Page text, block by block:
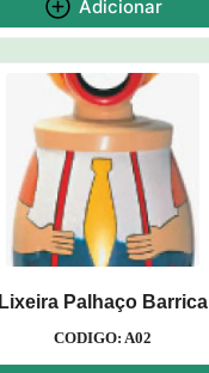
Adicionar
Lixeira Palhaço Barrica
CODIGO: A02